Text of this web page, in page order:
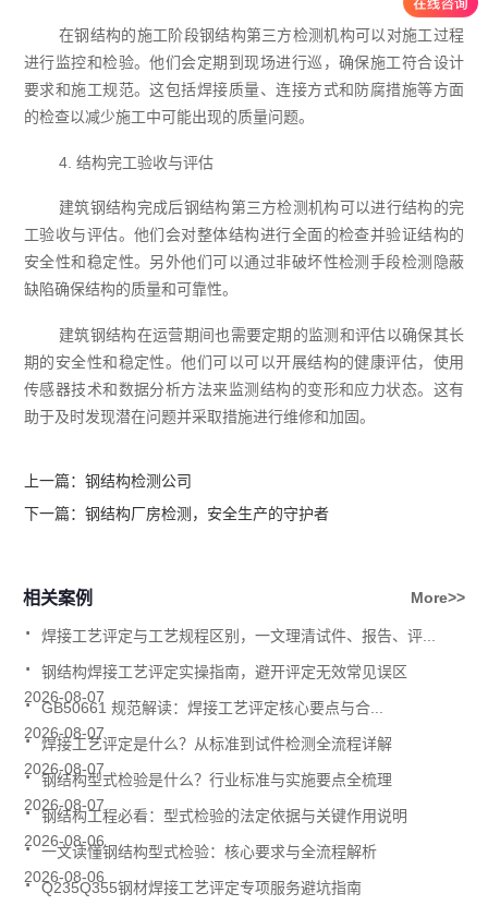
在钢结构的施工阶段钢结构第三方检测机构可以对施工过程
进行监控和检验。他们会定期到现场进行巡，确保施工符合设计
要求和施工规范。这包括焊接质量、连接方式和防腐措施等方面
的检查以减少施工中可能出现的质量问题。
4. 结构完工验收与评估
建筑钢结构完成后钢结构第三方检测机构可以进行结构的完
工验收与评估。他们会对整体结构进行全面的检查并验证结构的
安全性和稳定性。另外他们可以通过非破坏性检测手段检测隐蔽
缺陷确保结构的质量和可靠性。
建筑钢结构在运营期间也需要定期的监测和评估以确保其长
期的安全性和稳定性。他们可以可以开展结构的健康评估，使用
传感器技术和数据分析方法来监测结构的变形和应力状态。这有
助于及时发现潜在问题并采取措施进行维修和加固。‍
上一篇： 钢结构检测公司
下一篇： 钢结构厂房检测，安全生产的守护者
相关案例 More>>
焊接工艺评定与工艺规程区别，一文理清试件、报告、评...
.
2026-08-07
钢结构焊接工艺评定实操指南，避开评定无效常见误区
.
2026-08-07
GB50661 规范解读：焊接工艺评定核心要点与合...
.
2026-08-07
焊接工艺评定是什么？从标准到试件检测全流程详解
.
2026-08-07
钢结构型式检验是什么？行业标准与实施要点全梳理
.
2026-08-06
钢结构工程必看：型式检验的法定依据与关键作用说明
.
2026-08-06
一文读懂钢结构型式检验：核心要求与全流程解析
.
Q235Q355钢材焊接工艺评定专项服务避坑指南
.